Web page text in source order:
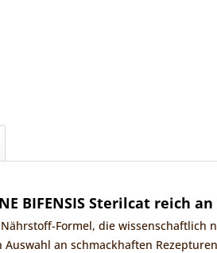
BIFENSIS Sterilcat reich an
Nährstoff-Formel, die
an schmackhaften